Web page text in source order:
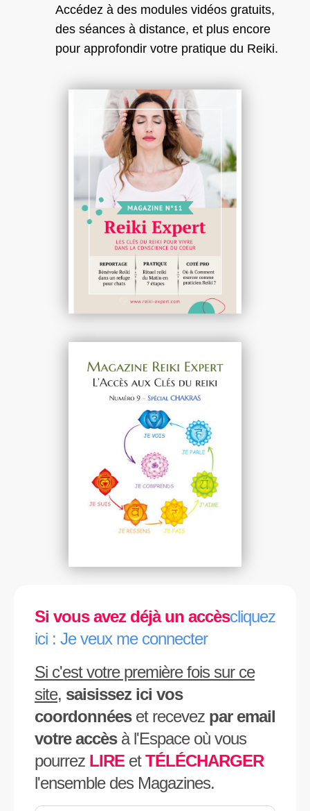
Accédez à des modules vidéos gratuits,
des séances à distance, et plus encore
pour approfondir votre pratique du Reiki.
Si vous avez déjà un accèscliquez
ici : Je veux me connecter
Si c'est votre première fois sur ce
site, saisissez ici vos
coordonnéeset recevez par email
votre accèsà l'Espace où vous
pourrez LIRE etTÉLÉCHARGER
l'ensemble des Magazines.